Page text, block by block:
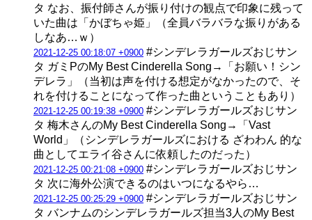
タ なお、振付師さんが振り付けの観点で印象に残って
いた曲は「かぼちゃ姫」（全員バラバラな振りがある
しなあ…ｗ）
2021-12-25 00:18:07 +0900 #シンデレラガールズおじサン
タ ガミPのMy Best Cinderella Song→「お願い！シン
デレラ」（当初は声を付ける想定がなかったので、そ
れを付けることになって作った曲ということもあり）
2021-12-25 00:19:38 +0900 #シンデレラガールズおじサン
タ 梅木さんのMy Best Cinderella Song→「Vast
World」（シンデレラガールズにおける ざわわん 的な
曲としてエライ谷さんに依頼したのだった）
2021-12-25 00:21:08 +0900 #シンデレラガールズおじサン
タ 次に海外公演できるのはいつになるやら…
2021-12-25 00:25:29 +0900 #シンデレラガールズおじサン
タ バンナムのシンデレラガールズ担当3人のMy Best